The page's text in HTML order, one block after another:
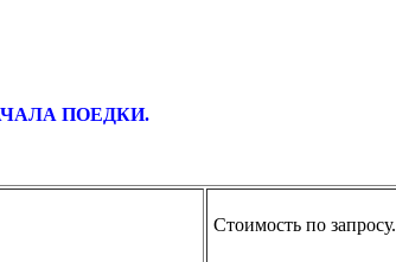
ПОЕДКИ.
Стоимость по запросу.